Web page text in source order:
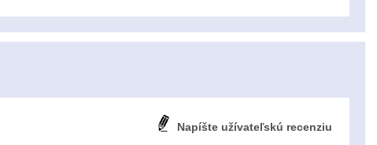
Napíšte užívateľskú recenziu